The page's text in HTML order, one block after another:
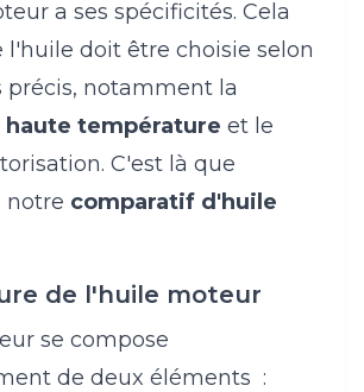
a ses spécificités. Cela
l'huile doit être choisie selon
précis, notamment la
haute température et le
C'est là que
notre comparatif d'huile
de l'huile moteur
se compose
de deux éléments :